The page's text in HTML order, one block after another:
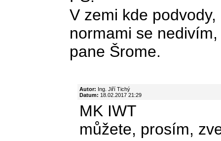
V zemi kde
normami se
pane Šrome.
Autor: Ing. Jiří Tichý
Datum: 18.02.2017 21:29
MK IWT
můžete, prosím,